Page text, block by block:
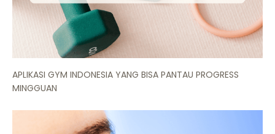
APLIKASI GYM INDONESIA YANG BISA PANTAU PROGRESS
MINGGUAN